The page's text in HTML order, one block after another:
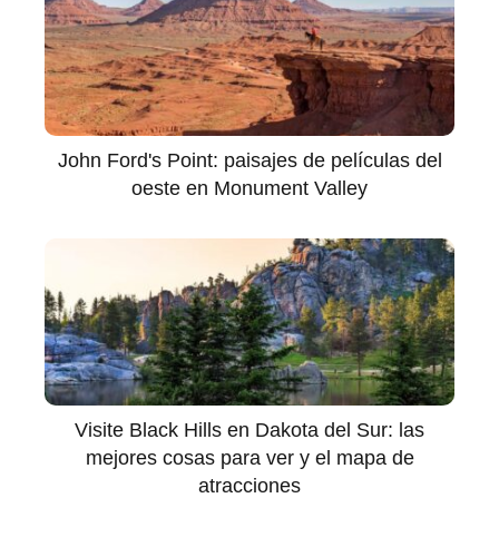
John Ford's Point: paisajes de películas del
oeste en Monument Valley
Visite Black Hills en Dakota del Sur: las
mejores cosas para ver y el mapa de
atracciones